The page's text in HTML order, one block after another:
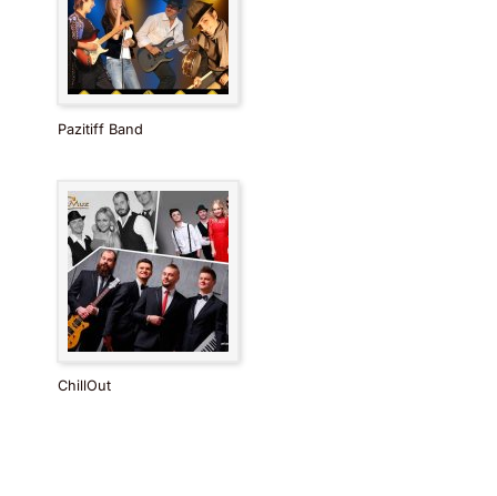
Pazitiff Band
ChillOut